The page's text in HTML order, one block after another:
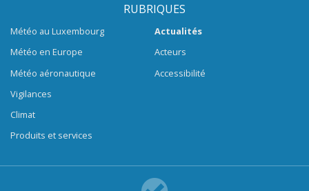
RUBRIQUES
Météo au Luxembourg
Météo en Europe
Météo aéronautique
Vigilances
Climat
Produits et services
Actualités
Acteurs
Accessibilité